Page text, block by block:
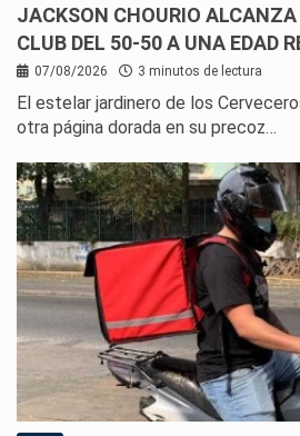
JACKSON CHOURIO ALCANZA
CLUB DEL 50-50 A UNA EDAD
07/08/2026 3 minutos de lectura
El estelar jardinero de los
otra página dorada en su precoz…